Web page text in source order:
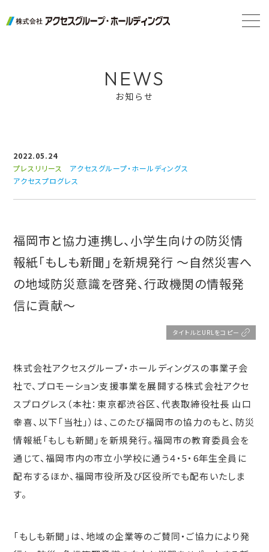
NEWS
お知らせ
2022.05.24
プレスリリース
アクセスグループ・ホールディングス
アクセスプログレス
福岡市と協力連携し、小学生向けの防災情
報紙「もしも新聞」を新規発行 ～自然災害へ
の地域防災意識を啓発、行政機関の情報発
信に貢献～
タイトルとURLをコピー
株式会社アクセスグループ・ホールディングスの事業子会
社で、プロモーション支援事業を展開する株式会社アクセ
スプログレス（本社：東京都渋谷区、代表取締役社長 山口
幸喜、以下「当社」）は、このたび福岡市の協力のもと、防災
情報紙「もしも新聞」を新規発行。福岡市の教育委員会を
通じて、福岡市内の市立小学校に通う４・5・6年生全員に
配布するほか、福岡市役所及び区役所でも配布いたしま
す。
「もしも新聞」は、地域の企業等のご賛同・ご協力により発